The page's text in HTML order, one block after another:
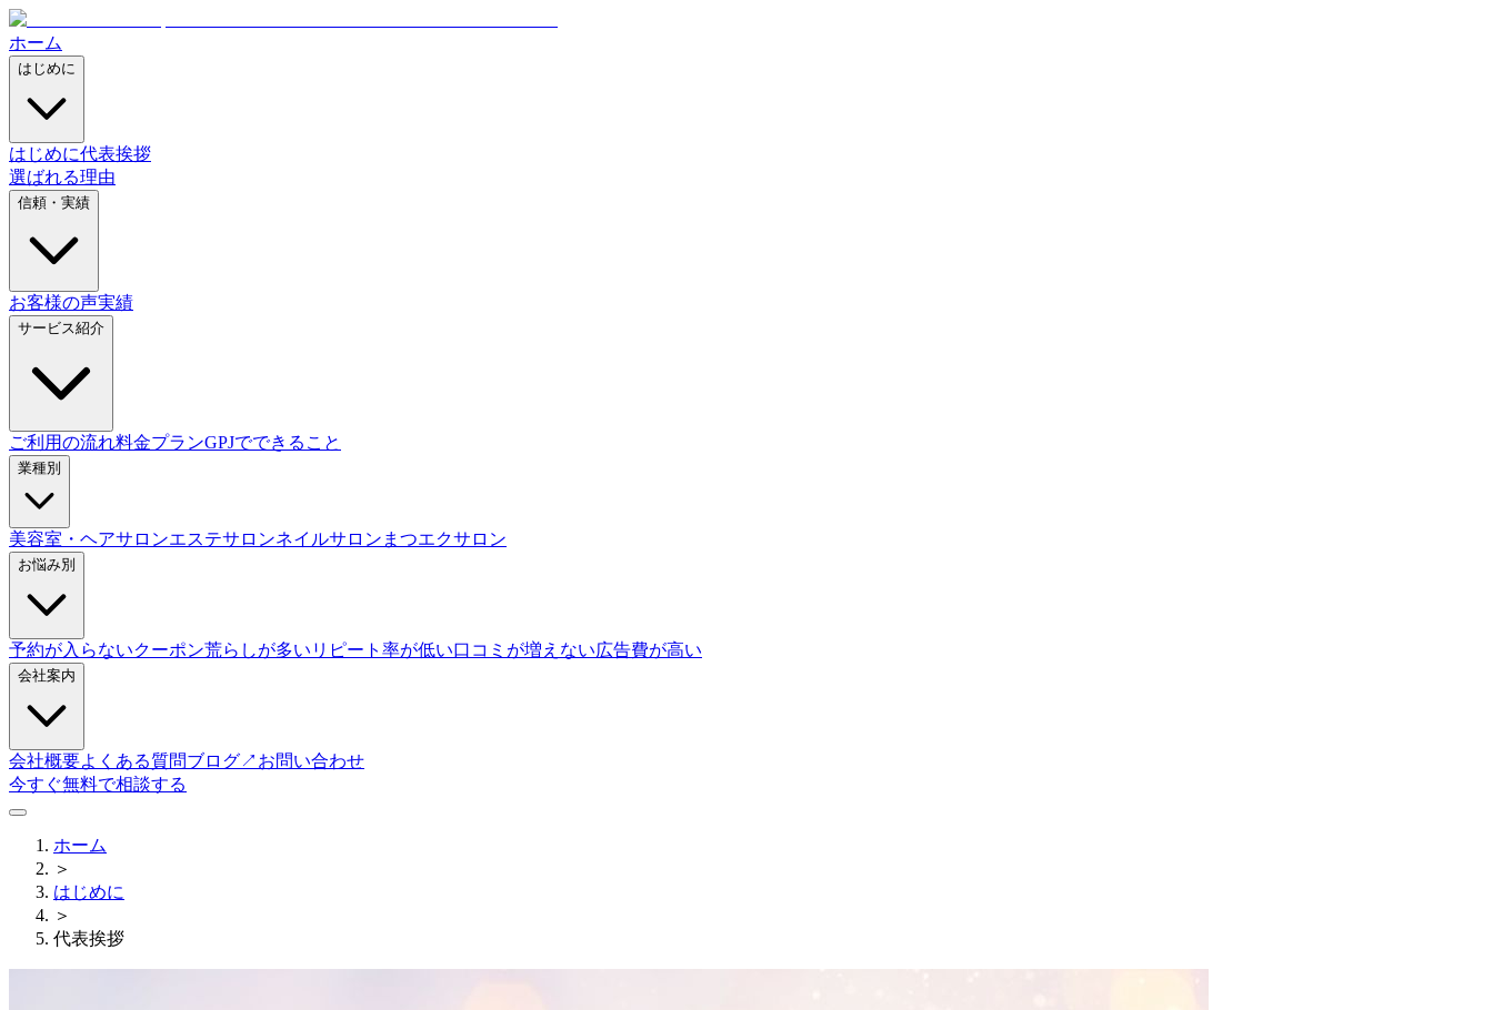
ホーム
はじめに
はじめに代表挨拶
選ばれる理由
信頼・実績
お客様の声実績
サービス紹介
ご利用の流れ料金プランGPJでできること
業種別
美容室・ヘアサロンエステサロンネイルサロン まつエクサロン
お悩み別
予約が入らないクーポン荒らしが多い リピート率が低い口コミが増えない広告費が高い
会社案内
会社概要よくある質問ブログ↗ お問い合わせ
今すぐ無料で相談する
ホーム
＞
はじめに
＞
代表挨拶